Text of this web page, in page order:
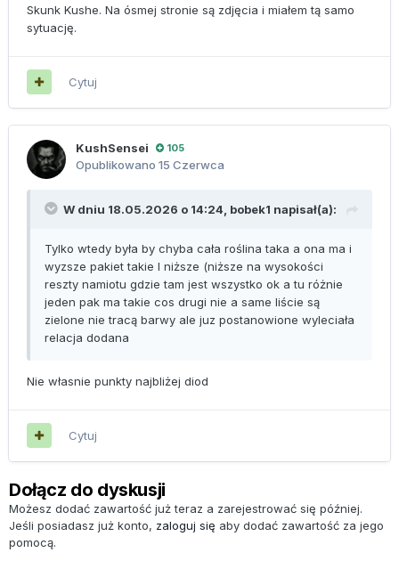
Skunk Kushe. Na ósmej stronie są zdjęcia i miałem tą samo
sytuację.
Cytuj
KushSensei 105
Opublikowano 15 Czerwca
W dniu 18.05.2026 o 14:24, bobek1 napisał(a):
Tylko wtedy była by chyba cała roślina taka a ona ma i
wyzsze pakiet takie I niższe (niższe na wysokości
reszty namiotu gdzie tam jest wszystko ok a tu różnie
jeden pak ma takie cos drugi nie a same liście są
zielone nie tracą barwy ale juz postanowione wyleciała
relacja dodana
Nie własnie punkty najbliżej diod
Cytuj
Dołącz do dyskusji
Możesz dodać zawartość już teraz a zarejestrować się później.
Jeśli posiadasz już konto, zaloguj się aby dodać zawartość za jego
pomocą.